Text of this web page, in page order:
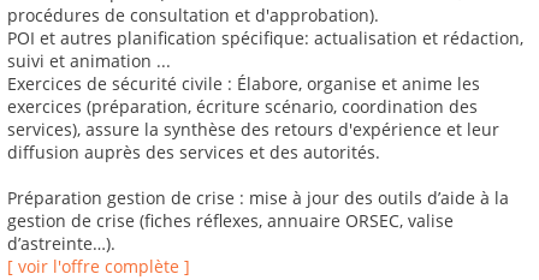
procédures de consultation et d'approbation).
POI et autres planification spécifique: actualisation et rédaction,
suivi et animation ...
Exercices de sécurité civile : Élabore, organise et anime les
exercices (préparation, écriture scénario, coordination des
services), assure la synthèse des retours d'expérience et leur
diffusion auprès des services et des autorités.
Préparation gestion de crise : mise à jour des outils d’aide à la
gestion de crise (fiches réflexes, annuaire ORSEC, valise
d’astreinte…).
[ voir l'offre complète ]